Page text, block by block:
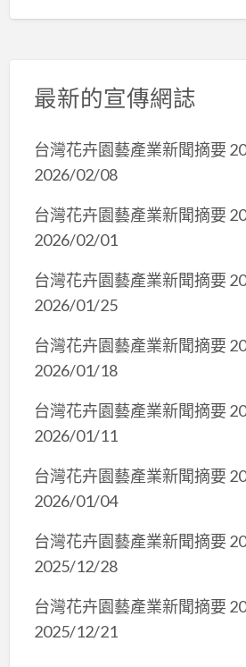
最新的宣傳網誌
台灣花卉園藝產業新聞摘要
2026/02/08
台灣花卉園藝產業新聞摘要
2026/02/01
台灣花卉園藝產業新聞摘要
2026/01/25
台灣花卉園藝產業新聞摘要
2026/01/18
台灣花卉園藝產業新聞摘要
2026/01/11
台灣花卉園藝產業新聞摘要
2026/01/04
台灣花卉園藝產業新聞摘要
2025/12/28
台灣花卉園藝產業新聞摘要
2025/12/21